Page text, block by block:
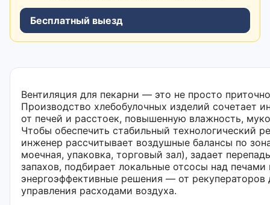
Бесплатный выезд
Вентиляция для пекарни — это не просто
Производство хлебобулочных изделий сочетает
от печей и расстоек, повышенную влажность,
Чтобы обеспечить стабильный технологический
инженер рассчитывает воздушные балансы по
моечная, упаковка, торговый зал), задает
запахов, подбирает локальные отсосы над
энергоэффективные решения — от рекуператоров
управления расходами воздуха.